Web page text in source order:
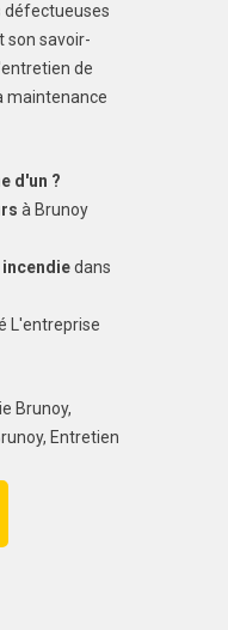
défectueuses
son savoir-
de
maintenance
d'un ?
à Brunoy
dans
L'entreprise
Brunoy,
Entretien